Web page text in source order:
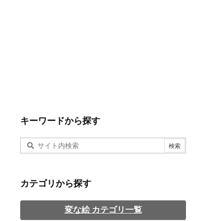
キーワードから探す
カテゴリから探す
変な絵 カテゴリ一覧